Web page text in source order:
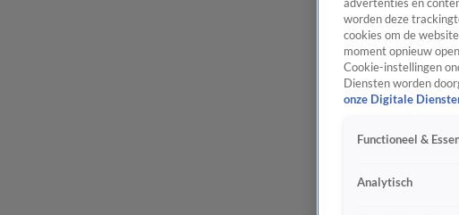
advertenties en
worden deze
cookies om de
moment opnieuw
Cookie-instellingen
Diensten worden
onze Digitale
Functioneel &
Analytisch